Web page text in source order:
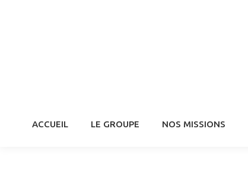
ACCUEIL LE GROUPE NOS MISSIONS